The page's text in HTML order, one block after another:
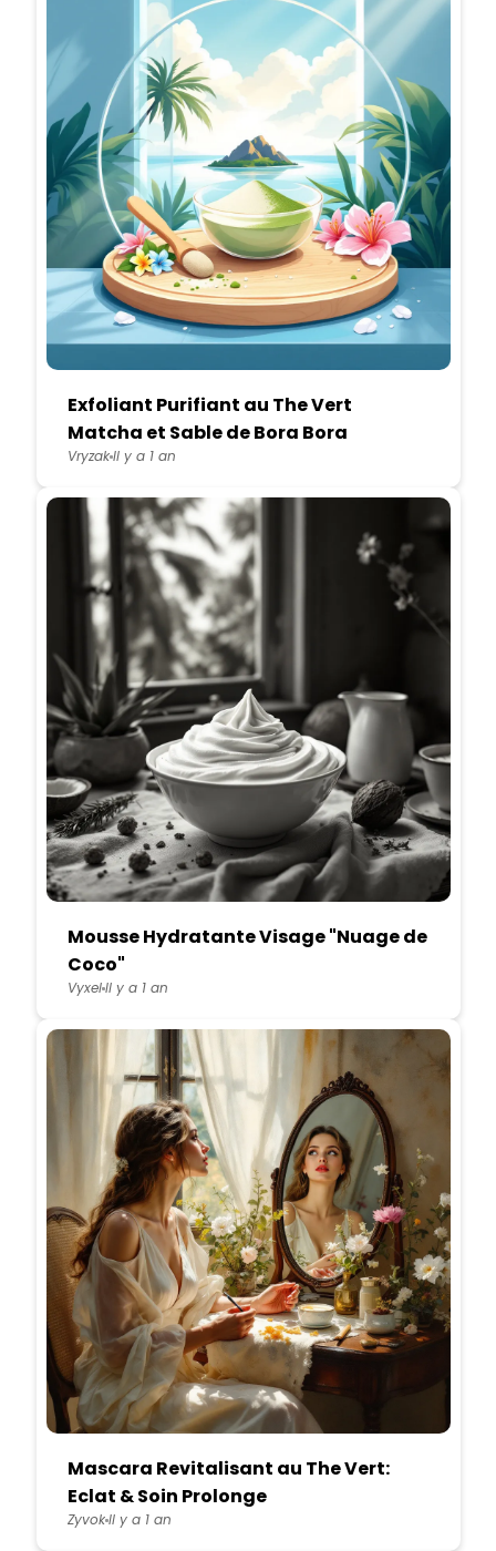
Exfoliant Purifiant au The Vert
Matcha et Sable de Bora Bora
VryzakIl y a 1 an
Mousse Hydratante Visage "Nuage de
Coco"
VyxelIl y a 1 an
Mascara Revitalisant au The Vert:
Eclat & Soin Prolonge
ZyvokIl y a 1 an